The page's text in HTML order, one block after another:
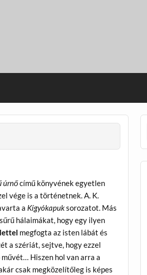
úrnőcímű könyvének egyetlen
vége is a történetnek. A. K.
a Kígyókapuksorozatot. Más
hálaimákat, hogy egy ilyen
megfogta az isten lábát és
a szériát, sejtve, hogy ezzel
Hiszen hol van arra a
csak megközelítőleg is képes